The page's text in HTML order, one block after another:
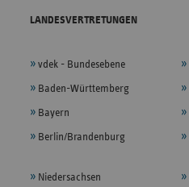
LANDESVERTRETUNGEN
vdek - Bundesebene
Baden-Württemberg
Bayern
Berlin/Brandenburg
Niedersachsen